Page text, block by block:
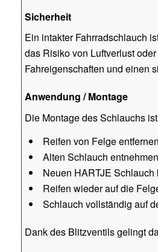
Sicherheit
Ein intakter Fahrradschlauch
das Risiko von Luftverlust
Fahreigenschaften und einen
Anwendung / Montage
Die Montage des Schlauchs
Reifen von Felge entfernen
Alten Schlauch entnehmen
Neuen HARTJE
Reifen wieder auf die
Schlauch vollständig auf
Dank des Blitzventils gelingt